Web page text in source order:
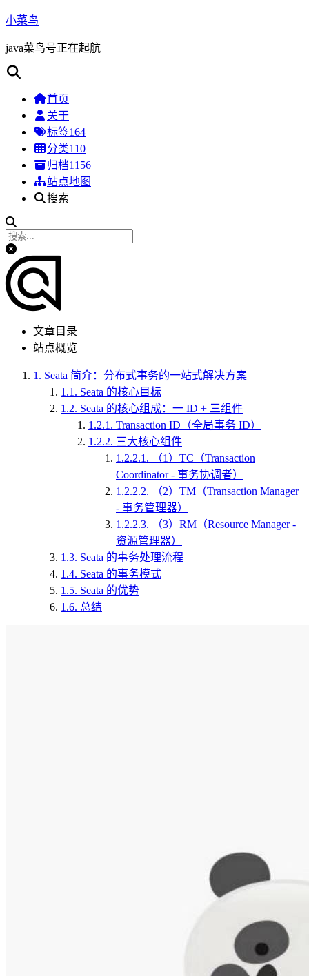
小菜鸟
java菜鸟号正在起航
首页
关于
标签164
分类110
归档1156
站点地图
搜索
文章目录
站点概览
1. Seata 简介：分布式事务的一站式解决方案
1.1. Seata 的核心目标
1.2. Seata 的核心组成：一 ID + 三组件
1.2.1. Transaction ID（全局事务 ID）
1.2.2. 三大核心组件
1.2.2.1.
（1）TC（Transaction
Coordinator - 事务协调者）
1.2.2.2.
（2）TM（Transaction Manager
- 事务管理器）
1.2.2.3.
（3）RM（Resource Manager -
资源管理器）
1.3. Seata 的事务处理流程
1.4. Seata 的事务模式
1.5. Seata 的优势
1.6. 总结